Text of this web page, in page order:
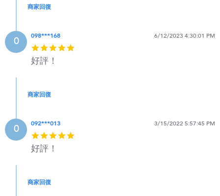
商家回復
0 098***168 6/12/2023 4:30:01 PM
好評！
商家回復
0 092***013 3/15/2022 5:57:45 PM
好評！
商家回復